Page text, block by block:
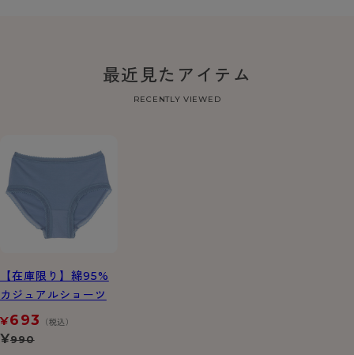
最近見たアイテム
RECENTLY VIEWED
【在庫限り】綿95%
カジュアルショーツ
¥693 （税込）
¥990